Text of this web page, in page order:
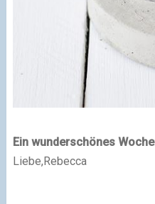
Ein wunderschönes
Liebe,Rebecca